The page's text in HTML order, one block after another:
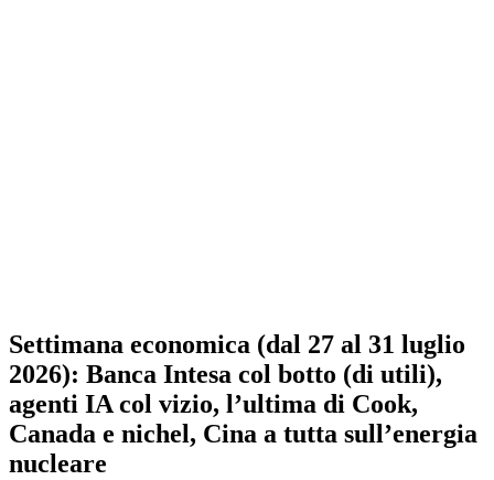
Settimana economica (dal 27 al 31 luglio
2026): Banca Intesa col botto (di utili),
agenti IA col vizio, l’ultima di Cook,
Canada e nichel, Cina a tutta sull’energia
nucleare